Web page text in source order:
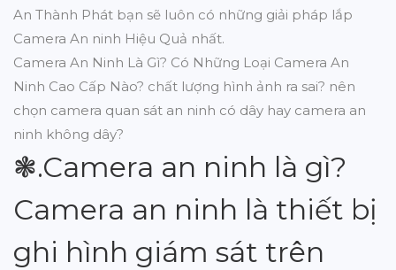
An Thành Phát bạn sẽ luôn có những giải pháp lắp
Camera An ninh Hiệu Quả nhất.
Camera An Ninh Là Gì? Có Những Loại Camera An
Ninh Cao Cấp Nào? chất lượng hình ảnh ra sai? nên
chọn camera quan sát an ninh có dây hay camera an
ninh không dây?
❃.Camera an ninh là gì?
Camera an ninh là thiết bị
ghi hình giám sát trên